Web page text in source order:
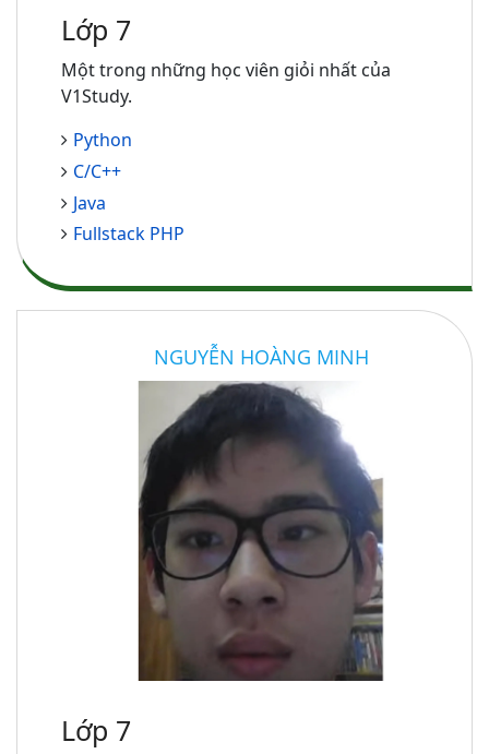
Lớp 7
Một trong những học viên giỏi nhất của
V1Study.
Python
C/C++
Java
Fullstack PHP
NGUYỄN HOÀNG MINH
Lớp 7